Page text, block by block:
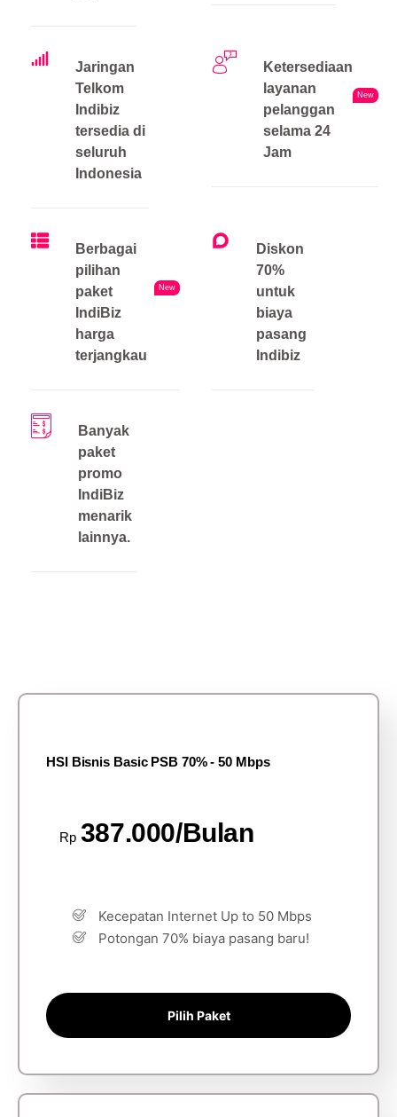
Jaringan
Telkom
Indibiz
tersedia di
seluruh
Indonesia
Ketersediaan
layanan
pelanggan
selama 24
Jam
New
Berbagai
pilihan
paket
IndiBiz
harga
terjangkau
New
Diskon
70%
untuk
biaya
pasang
Indibiz
Banyak
paket
promo
IndiBiz
menarik
lainnya.
HSI Bisnis Basic PSB 70% - 50 Mbps
Rp 387.000/Bulan
Kecepatan Internet Up to 50 Mbps
Potongan 70% biaya pasang baru!
Pilih Paket